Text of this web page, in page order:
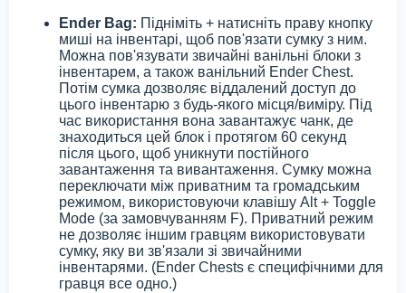
Ender Bag: Підніміть + натисніть праву кнопку
миші на інвентарі, щоб пов'язати сумку з ним.
Можна пов'язувати звичайні ванільні блоки з
інвентарем, а також ванільний Ender Chest.
Потім сумка дозволяє віддалений доступ до
цього інвентарю з будь-якого місця/виміру. Під
час використання вона завантажує чанк, де
знаходиться цей блок і протягом 60 секунд
після цього, щоб уникнути постійного
завантаження та вивантаження. Сумку можна
переключати між приватним та громадським
режимом, використовуючи клавішу Alt + Toggle
Mode (за замовчуванням F). Приватний режим
не дозволяє іншим гравцям використовувати
сумку, яку ви зв'язали зі звичайними
інвентарями. (Ender Chests є специфічними для
гравця все одно.)